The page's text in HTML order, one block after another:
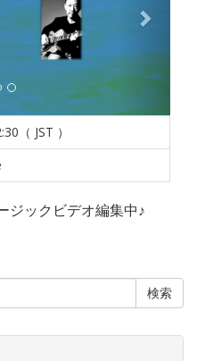
（ JST ）
ジックビデオ編集中♪
検索